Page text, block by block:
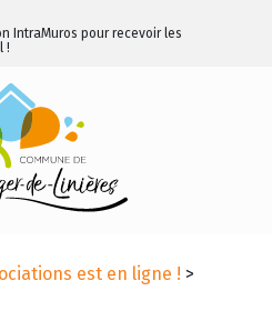
IntraMuros pour recevoir les
!
est en ligne ! >